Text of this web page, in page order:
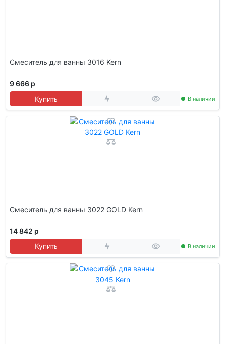
Смеситель для ванны 3016 Kern
9 666 р
Купить
В наличии
Смеситель для ванны 3022 GOLD Kern
14 842 р
Купить
В наличии